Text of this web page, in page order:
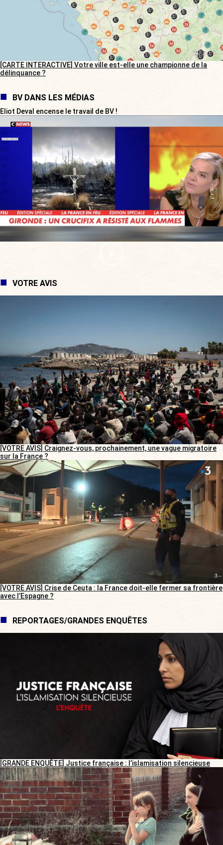
[CARTE INTERACTIVE] Votre ville est-elle une championne de la
délinquance ?
BV DANS LES MÉDIAS
Eliot Deval encense le travail de BV !
VOTRE AVIS
[VOTRE AVIS] Craignez-vous, prochainement, une vague migratoire
sur la France ?
[VOTRE AVIS] Crise de Ceuta : la France doit-elle fermer sa frontière
avec l’Espagne ?
REPORTAGES/GRANDES ENQUÊTES
[GRANDE ENQUÊTE] Justice française : l’islamisation silencieuse